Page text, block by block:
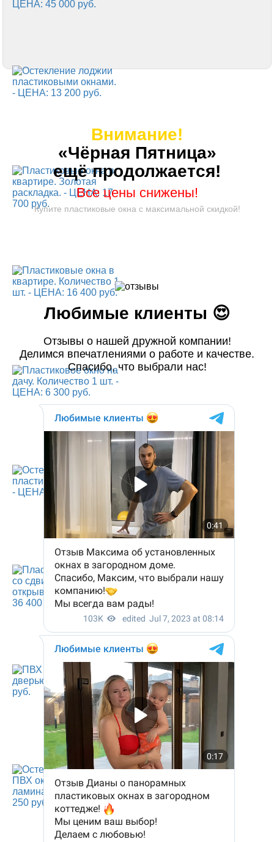
Внимание!
«Чёрная Пятница»
ещё продолжается!
Все цены снижены!
Купите пластиковые окна с максимальной скидкой!
Любимые клиенты 😍
Отзывы о нашей дружной компании!
Делимся впечатлениями о работе и качестве.
Спасибо, что выбрали нас!